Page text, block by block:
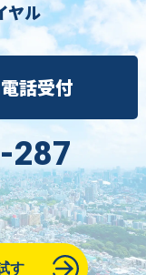
ヤル
話受付
287
す